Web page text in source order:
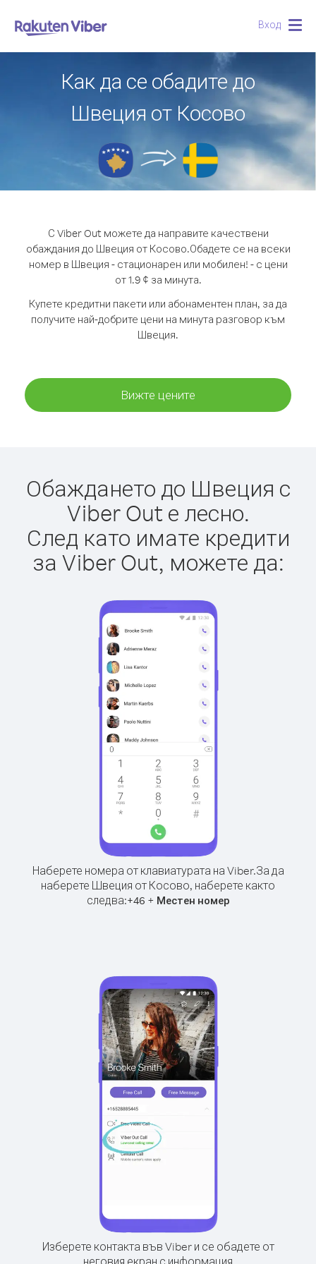
Вход
Как да се обадите до
Швеция от Косово
С Viber Out можете да направите качествени
обаждания до Швеция от Косово.Обадете се на всеки
номер в Швеция - стационарен или мобилен! - с цени
от 1.9 ¢ за минута.
Купете кредитни пакети или абонаментен план, за да
получите най-добрите цени на минута разговор към
Швеция.
Вижте цените
Обаждането до Швеция с
Viber Out е лесно.
След като имате кредити
за Viber Out, можете да:
Наберете номера от клавиатурата на Viber.За да
наберете Швеция от Косово, наберете както
следва:+46 + Местен номер
Изберете контакта във Viber и се обадете от
неговия екран с информация